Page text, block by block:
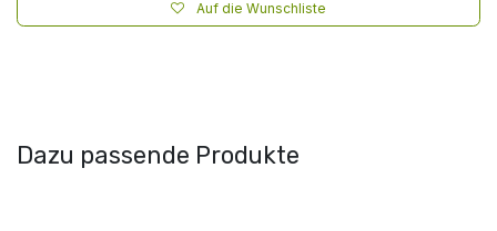
Auf die Wunschliste
Dazu passende Produkte